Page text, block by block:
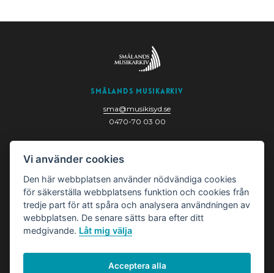
Smålands Musikarkiv
sma@musikisyd.se
0470-70 03 00
352 33 Växjö
Vi använder cookies
Den här webbplatsen använder nödvändiga cookies
för säkerställa webbplatsens funktion och cookies från
tredje part för att spåra och analysera användningen av
webbplatsen. De senare sätts bara efter ditt
medgivande. Låt mig välja
Acceptera alla